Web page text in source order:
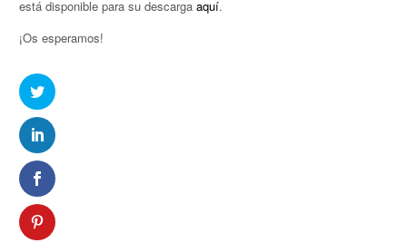
está disponible para su descargaaquí.
¡Os esperamos!